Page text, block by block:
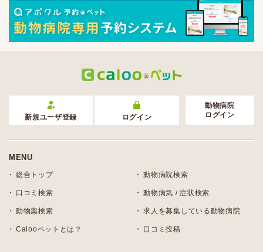
新規ユーザ登録 ログイン
動物病院
ログイン
MENU
総合トップ 動物病院検索
口コミ検索 動物病気 / 症状検索
動物薬検索 求人を募集している動物病院
Calooペットとは？ 口コミ投稿